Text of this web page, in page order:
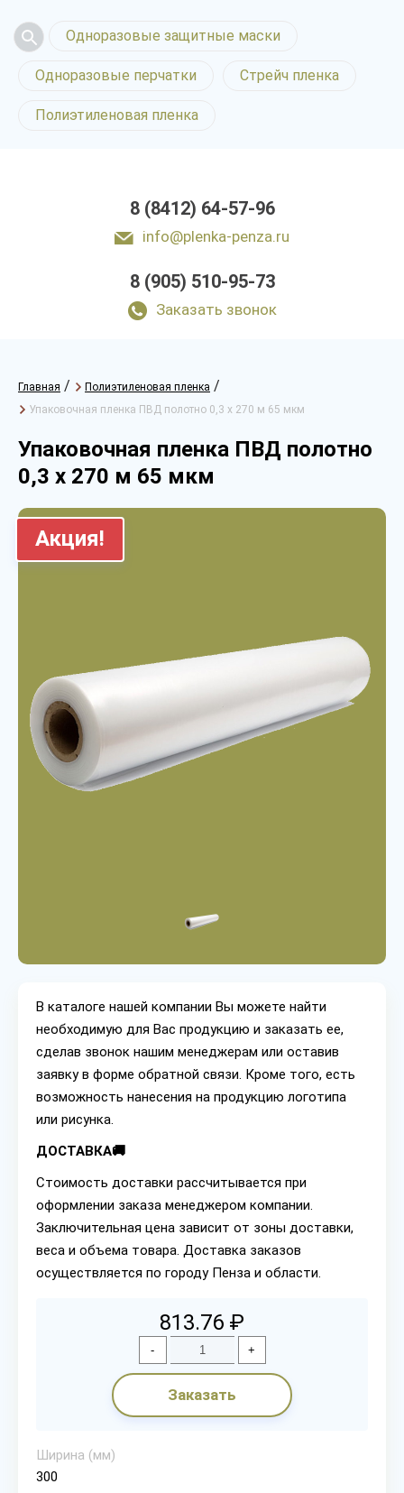
Одноразовые защитные маски
Одноразовые перчатки Стрейч пленка
Полиэтиленовая пленка
8 (8412) 64-57-96
info@plenka-penza.ru
8 (905) 510-95-73
Заказать звонок
Главная / Полиэтиленовая пленка /
Упаковочная пленка ПВД полотно 0,3 х 270 м 65 мкм
Упаковочная пленка ПВД полотно
0,3 х 270 м 65 мкм
Акция!
В каталоге нашей компании Вы можете найти
необходимую для Вас продукцию и заказать ее,
сделав звонок нашим менеджерам или оставив
заявку в форме обратной связи. Кроме того, есть
возможность нанесения на продукцию логотипа
или рисунка.
ДОСТАВКА🚚
Стоимость доставки рассчитывается при
оформлении заказа менеджером компании.
Заключительная цена зависит от зоны доставки,
веса и объема товара. Доставка заказов
осуществляется по городу Пенза и области.
813.76 ₽
- +
Заказать
Ширина (мм)
300